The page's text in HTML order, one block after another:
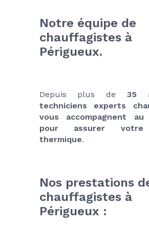
Notre équipe de
chauffagistes à
Périgueux.
Depuis plus de 35
techniciens experts
vous accompagnent au
pour assurer votre
thermique.
Nos prestations
chauffagistes à
Périgueux :